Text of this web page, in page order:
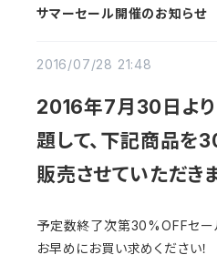
サマーセール開催のお知らせ
2016/07/28 21:48
2016年7月30日より
題して、下記商品を
販売させていただきま
予定数終了次第30%OFFセー
お早めにお買い求めください！